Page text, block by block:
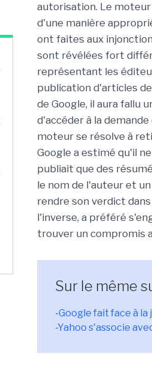
autorisation. Le moteur
d'une manière
ont faites aux
sont révélées fort
représentant les
publication d'articles
de Google, il aura fallu
d'accéder à la
moteur se résolve à
Google a estimé qu'il
publiait que des
le nom de l'auteur et
rendre son verdict
l'inverse, a préféré
trouver un compromis
Sur le même
-Google fait face à
-Yahoo s'associe